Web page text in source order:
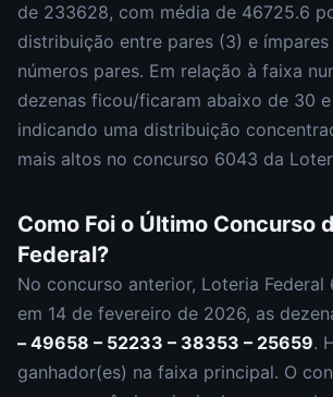
de 233628, com média de 46725.6
distribuição entre pares (3) e ímpares
números pares. Em relação à faixa
dezenas ficou/ficaram abaixo de 30 e
indicando uma distribuição
mais altos no concurso 6043 da
Como Foi o Último Concurso
Federal?
No concurso anterior, Loteria Federal
em 14 de fevereiro de 2026, as
– 49658 – 52233 – 38353 – 25659.
ganhador(es) na faixa principal. O